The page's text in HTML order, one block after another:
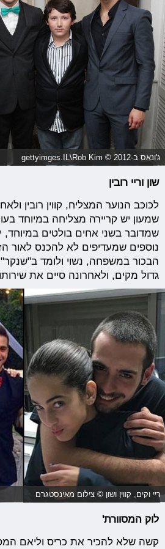
ג'ונאס ב-2012 © gettyimges.IL\Rob Kim
שון וריי רובין
לכוכב הנוער המצליח, קווין רובין
שמעון יש קריירה מצליחה במיוחד
שמדובר בשני אחים בולטים במיוחד,
נוספים שמעדיפים לא להכנס לאור
הבכור במשפחה, נשוי ולומד ב"שנקר"
גדול מקים, ולאחרונה סיים את
ריי וקים, קווין ושון © צילום מאינסטגרם
לוק המסוורת'
קשה שלא להכיר את כריס וליאם